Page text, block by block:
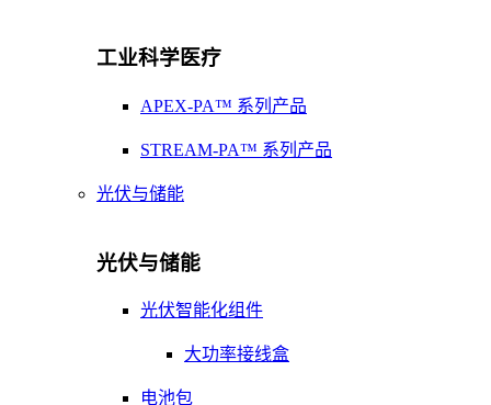
工业科学医疗
APEX-PA™ 系列产品
STREAM-PA™ 系列产品
光伏与储能
光伏与储能
光伏智能化组件
大功率接线盒
电池包